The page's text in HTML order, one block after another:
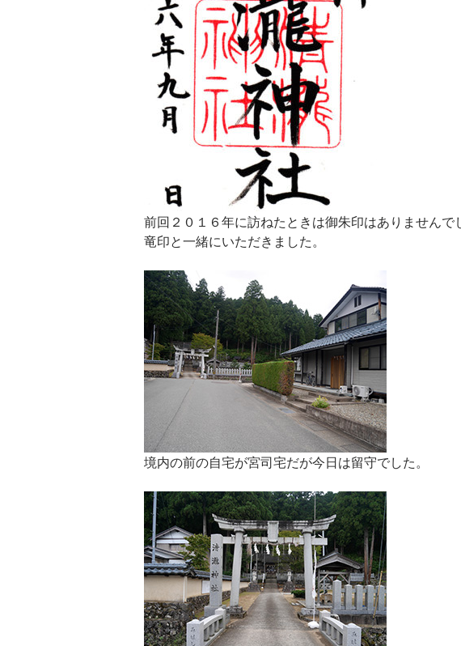
前回２０１６年に訪ねたときは御朱印はありませんで
竜印と一緒にいただきました。
境内の前の自宅が宮司宅だが今日は留守でした。